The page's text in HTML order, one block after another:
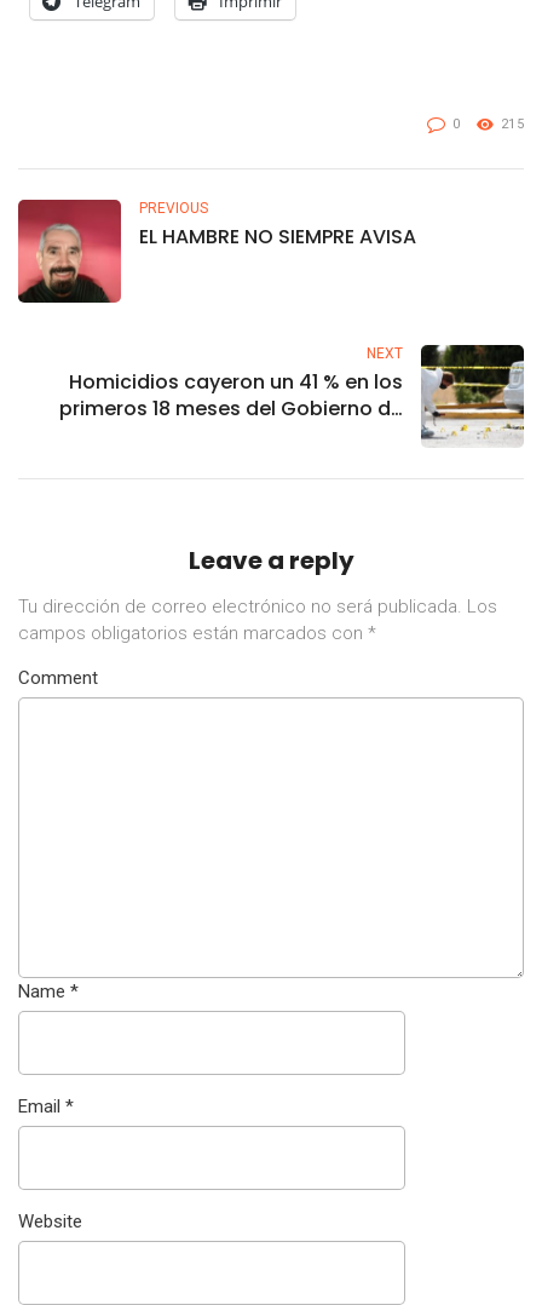
0 215
PREVIOUS
EL HAMBRE NO SIEMPRE AVISA
NEXT
Homicidios cayeron un 41 % en los
primeros 18 meses del Gobierno de
Leave a reply
Tu dirección de correo electrónico no será publicada. Los
campos obligatorios están marcados con *
Comment
Name *
Email *
Website